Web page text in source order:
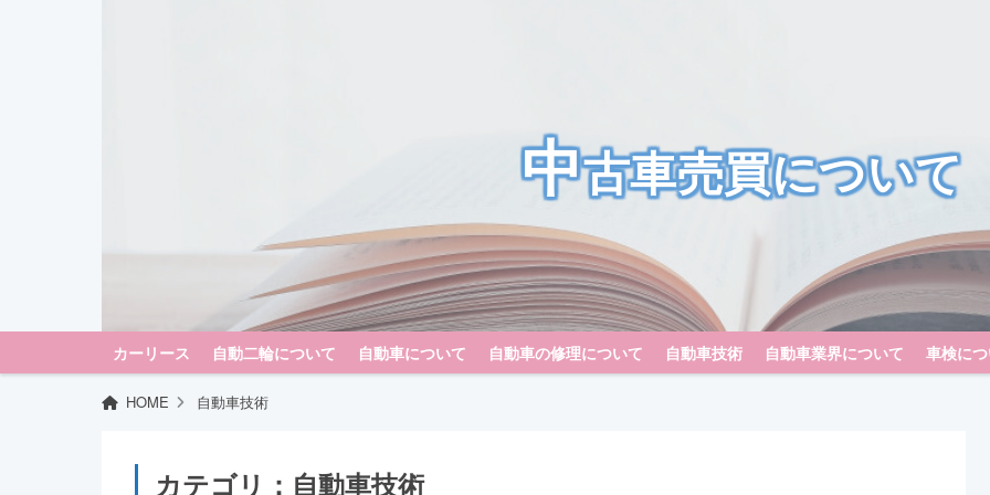
中古車売買について
カーリース 自動二輪について 自動車について 自動車の修理について 自動車技術 自動車業界について 車検に
HOME 自動車技術
カテゴリ：自動車技術